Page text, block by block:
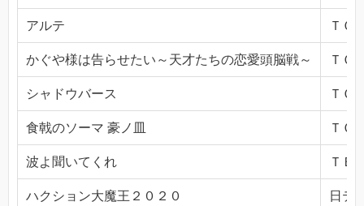
アルテ ＴＯ
かぐや様は告らせたい～天才たちの恋愛頭脳戦～ ＴＯ
シャドウバース ＴＯ
食戟のソーマ 豪ノ皿 ＴＯ
波よ聞いてくれ ＴＢ
ハクション大魔王２０２０ 日テ